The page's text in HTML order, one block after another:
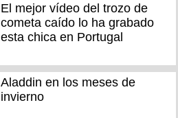
El mejor vídeo del trozo de
cometa caído lo ha grabado
esta chica en Portugal
Aladdin en los meses de
invierno